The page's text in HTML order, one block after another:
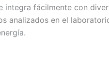
integra fácilmente con
analizados en el